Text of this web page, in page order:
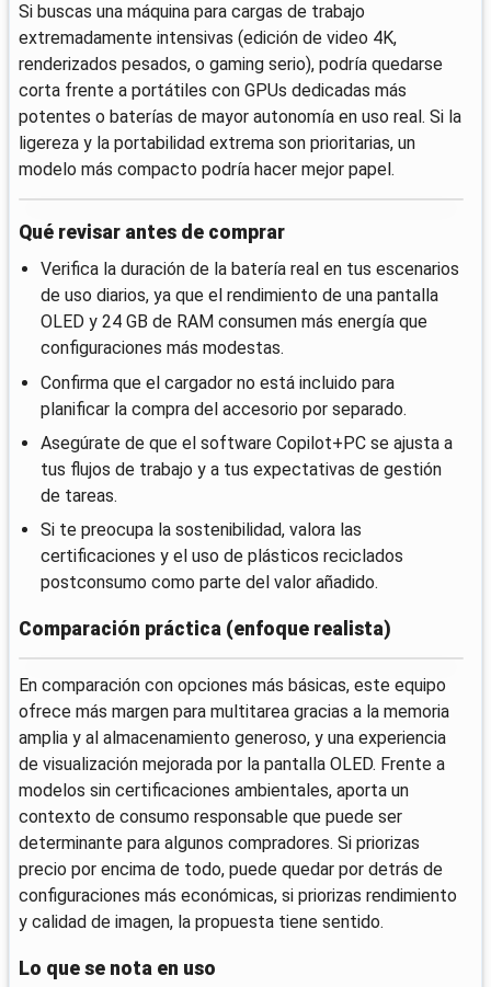
Si buscas una máquina para cargas de trabajo
extremadamente intensivas (edición de video 4K,
renderizados pesados, o gaming serio), podría quedarse
corta frente a portátiles con GPUs dedicadas más
potentes o baterías de mayor autonomía en uso real. Si la
ligereza y la portabilidad extrema son prioritarias, un
modelo más compacto podría hacer mejor papel.
Qué revisar antes de comprar
Verifica la duración de la batería real en tus escenarios
de uso diarios, ya que el rendimiento de una pantalla
OLED y 24 GB de RAM consumen más energía que
configuraciones más modestas.
Confirma que el cargador no está incluido para
planificar la compra del accesorio por separado.
Asegúrate de que el software Copilot+PC se ajusta a
tus flujos de trabajo y a tus expectativas de gestión
de tareas.
Si te preocupa la sostenibilidad, valora las
certificaciones y el uso de plásticos reciclados
postconsumo como parte del valor añadido.
Comparación práctica (enfoque realista)
En comparación con opciones más básicas, este equipo
ofrece más margen para multitarea gracias a la memoria
amplia y al almacenamiento generoso, y una experiencia
de visualización mejorada por la pantalla OLED. Frente a
modelos sin certificaciones ambientales, aporta un
contexto de consumo responsable que puede ser
determinante para algunos compradores. Si priorizas
precio por encima de todo, puede quedar por detrás de
configuraciones más económicas, si priorizas rendimiento
y calidad de imagen, la propuesta tiene sentido.
Lo que se nota en uso